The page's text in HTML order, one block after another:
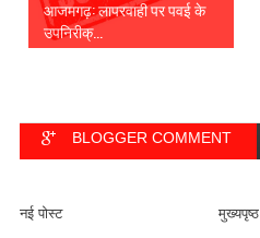
आजमगढ़: लापरवाही पर पवई के
उपनिरीक्...
BLOGGER COMMENT
नई पोस्ट मुख्यपृष्ठ